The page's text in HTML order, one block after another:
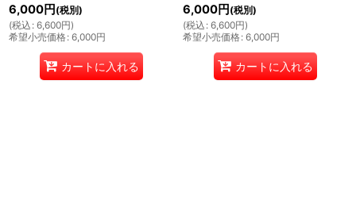
6,000円 (税別)
(税込 : 6,600円)
希望小売価格: 6,000円
カートに入れる
6,000円 (税別)
(税込 : 6,600円)
希望小売価格: 6,000円
カートに入れる